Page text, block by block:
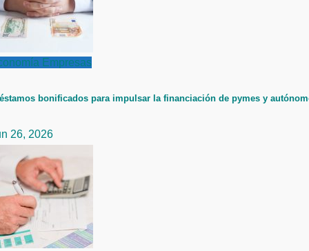
Empresas
bonificados para impulsar la financiación de pymes y
26, 2026